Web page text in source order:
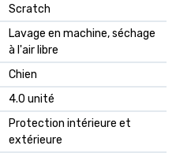
Scratch
Lavage en machine, séchage
à l'air libre
Chien
4.0 unité
Protection intérieure et
extérieure